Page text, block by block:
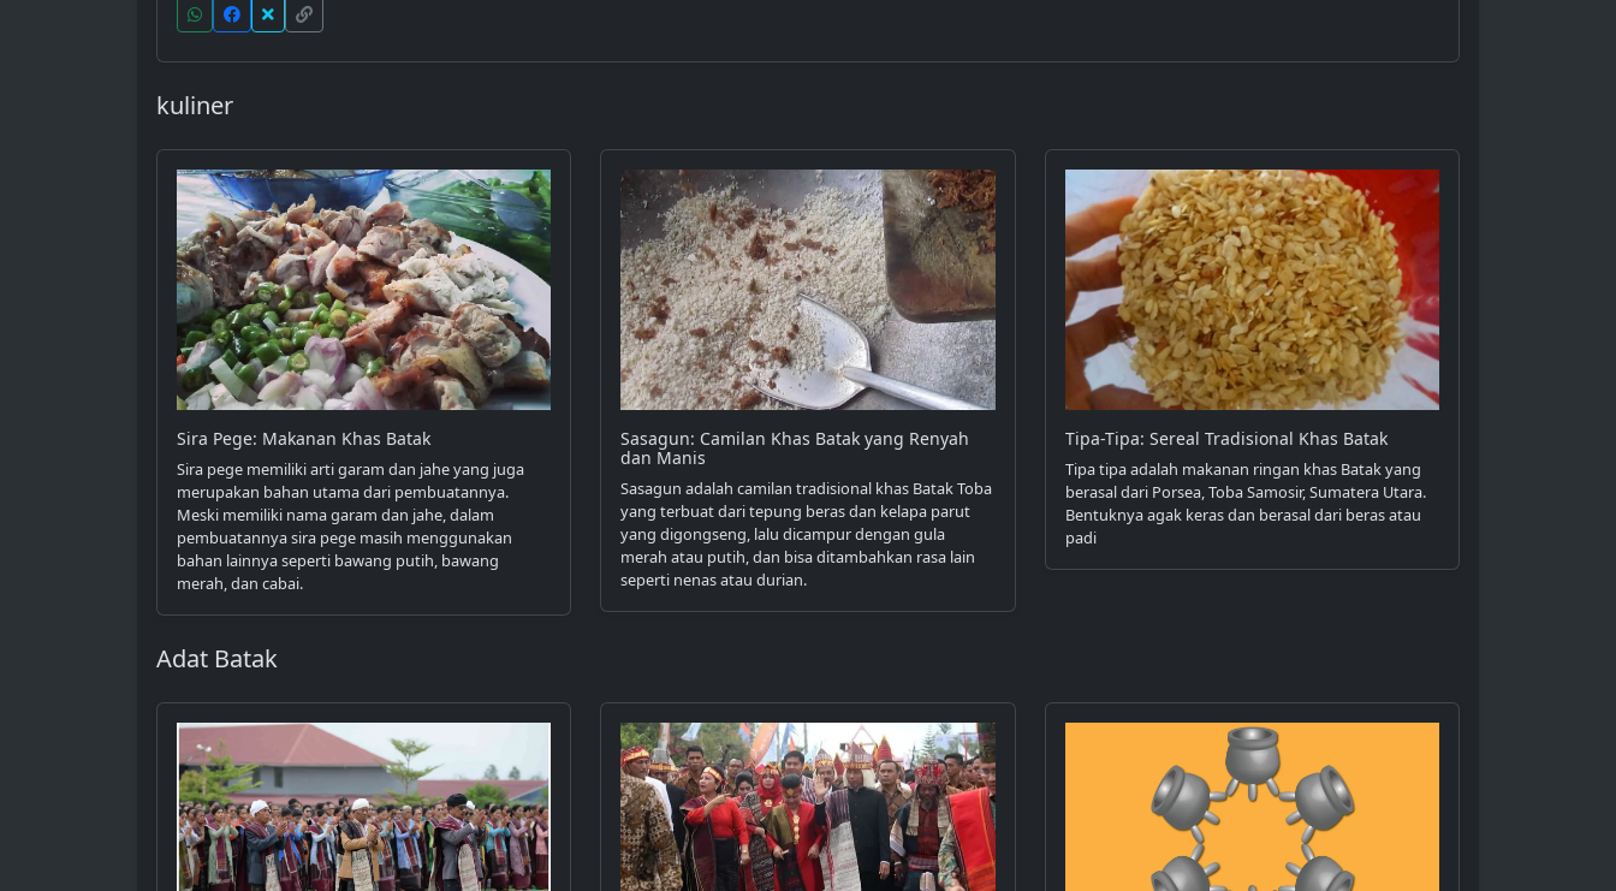
kuliner
Sira Pege: Makanan Khas Batak
Sira pege memiliki arti garam dan jahe yang juga
merupakan bahan utama dari pembuatannya.
Meski memiliki nama garam dan jahe, dalam
pembuatannya sira pege masih menggunakan
bahan lainnya seperti bawang putih, bawang
merah, dan cabai.
Sasagun: Camilan Khas Batak yang Renyah
dan Manis
Sasagun adalah camilan tradisional khas Batak Toba
yang terbuat dari tepung beras dan kelapa parut
yang digongseng, lalu dicampur dengan gula
merah atau putih, dan bisa ditambahkan rasa lain
seperti nenas atau durian.
Tipa-Tipa: Sereal Tradisional Khas Batak
Tipa tipa adalah makanan ringan khas Batak yang
berasal dari Porsea, Toba Samosir, Sumatera Utara.
Bentuknya agak keras dan berasal dari beras atau
padi
Adat Batak